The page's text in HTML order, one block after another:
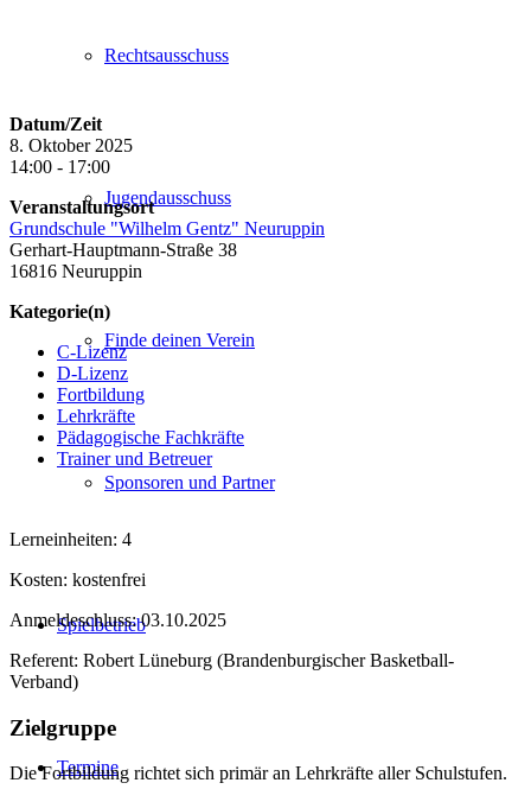
Rechtsausschuss
Jugendausschuss
Finde deinen Verein
Sponsoren und Partner
Spielbetrieb
Termine
Datum/Zeit
8. Oktober 2025
14:00 - 17:00
Veranstaltungsort
Grundschule "Wilhelm Gentz" Neuruppin
Gerhart-Hauptmann-Straße 38
16816 Neuruppin
Kategorie(n)
C-Lizenz
D-Lizenz
Fortbildung
Lehrkräfte
Pädagogische Fachkräfte
Trainer und Betreuer
Lerneinheiten: 4
Kosten: kostenfrei
Anmeldeschluss: 03.10.2025
Referent: Robert Lüneburg (Brandenburgischer Basketball-
Verband)
Zielgruppe
Die Fortbildung richtet sich primär an Lehrkräfte aller Schulstufen.